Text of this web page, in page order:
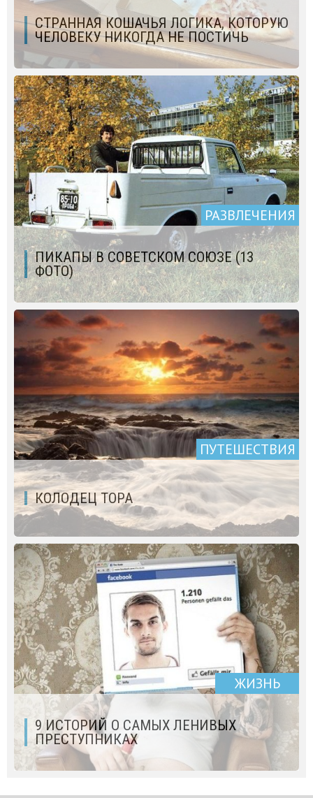
СТРАННАЯ КОШАЧЬЯ ЛОГИКА, КОТОРУЮ
ЧЕЛОВЕКУ НИКОГДА НЕ ПОСТИЧЬ
РАЗВЛЕЧЕНИЯ
ПИКАПЫ В СОВЕТСКОМ СОЮЗЕ (13
ФОТО)
ПУТЕШЕСТВИЯ
КОЛОДЕЦ ТОРА
ЖИЗНЬ
9 ИСТОРИЙ О САМЫХ ЛЕНИВЫХ
ПРЕСТУПНИКАХ